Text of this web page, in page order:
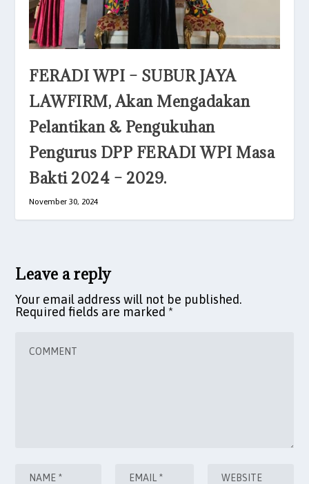
FERADI WPI – SUBUR JAYA
LAWFIRM, Akan Mengadakan
Pelantikan & Pengukuhan
Pengurus DPP FERADI WPI Masa
Bakti 2024 – 2029.
November 30, 2024
Leave a reply
Your email address will not be published.
Required fields are marked *